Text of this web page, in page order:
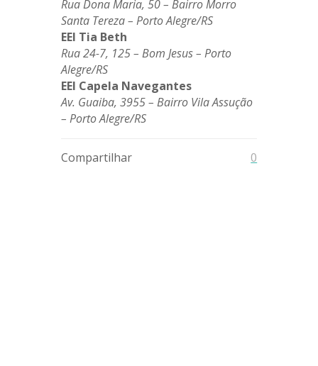
Rua Dona Maria, 50 – Bairro Morro
Santa Tereza– Porto Alegre/RS
EEI Tia Beth
Rua 24-7, 125 – Bom Jesus– Porto
Alegre/RS
EEI Capela Navegantes
Av. Guaiba, 3955 – Bairro Vila Assução
– Porto Alegre/RS
Compartilhar 0